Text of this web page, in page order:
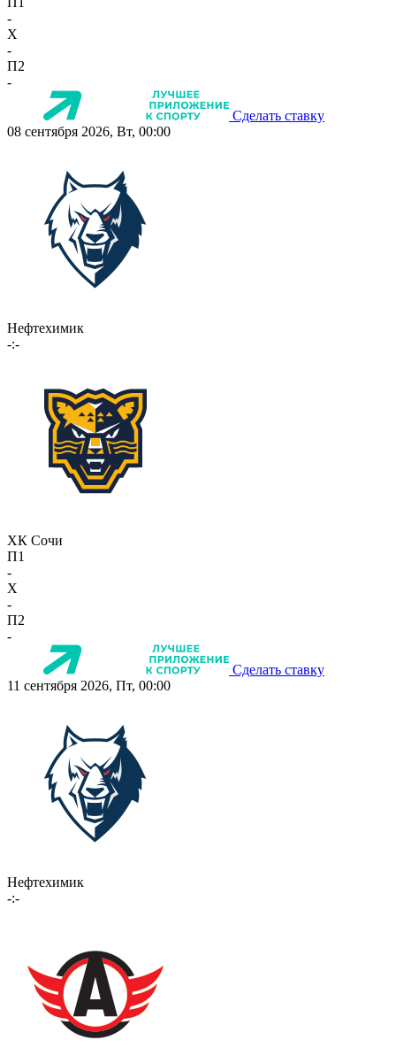
-
X
-
П2
-
Сделать ставку
08 сентября 2026, Вт, 00:00
Нефтехимик
-:-
ХК Сочи
П1
-
X
-
П2
-
Сделать ставку
11 сентября 2026, Пт, 00:00
Нефтехимик
-:-